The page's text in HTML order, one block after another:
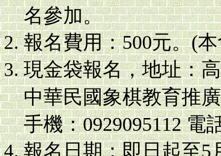
名參加。
報名費用：500元。(
現金袋報名，地址：
中華民國象棋教育推
手機：0929095112 電
報名日期：即日起至5